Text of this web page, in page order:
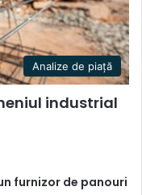
Analize de piață
industrial
furnizor de panouri